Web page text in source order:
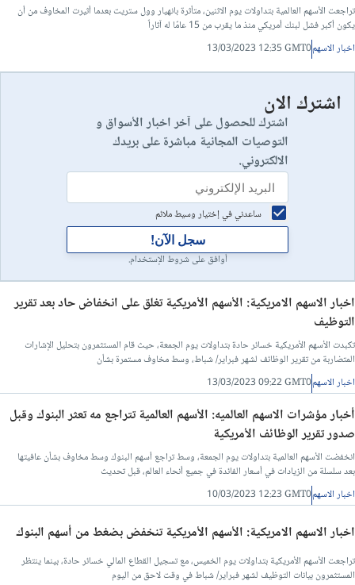
تراجعت الأسهم العالمية بتداولات يوم الاثنين، متأثرة بانهيار وول ستريت بعدما أثيرت المخاوف من أن
يكون أكبر فشل لبنك أمريكي منذ ما يقرب من 15 عامًا له آثاراً
اخبار الاسهم13/03/2023 12:35 GMT0
اشترك الان
اشترك للحصول على آخر اخبار الأسواق و
التوصيات المجانية مباشرة على بريدك
الالكتروني.
ساعدني في إختيار وسيط ملائم
سجل الآن!
أوافق على شروط الإستخدام.
اخبار الاسهم الامريكية: الأسهم الأمريكية تغلق على انخفاض حاد بعد تقرير
التوظيف
تكبدت الأسهم الأمريكية خسائر حادة بتداولات يوم الجمعة، حيث قام المستثمرون بتحليل الإشارات
المتضاربة من تقرير الوظائف لشهر فبراير/ شباط، وسط مخاوف مستمرة بشأن
اخبار الاسهم13/03/2023 09:22 GMT0
أخبار مؤشرات الاسهم العالميه: الأسهم العالمية تتراجع مه تعثر البنوك وقبل
صدور تقرير الوظائف الأمريكية
انخفضت الأسهم العالمية بتداولات يوم الجمعة، وسط تراجع أسهم البنوك وسط مخاوف بشأن عافيتها
بعد سلسلة من الزيادات في أسعار الفائدة في جميع أنحاء العالم، قبل تحديث
اخبار الاسهم10/03/2023 12:23 GMT0
اخبار الاسهم الامريكية: الأسهم الأمريكية تنخفض بضغط من أسهم البنوك
تراجعت الأسهم الأمريكية بتداولات يوم الخميس، مع تسجيل القطاع المالي خسائر حادة، بينما ينتظر
المستثمرون بيانات التوظيف لشهر فبراير/ شباط في وقت لاحق من اليوم